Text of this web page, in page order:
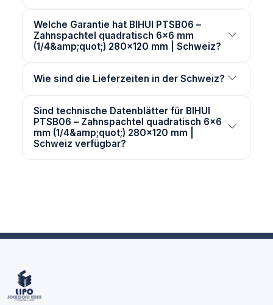
Welche Garantie hat BIHUI PTSB06 –
Zahnspachtel quadratisch 6×6 mm
(1/4&amp;quot;) 280×120 mm | Schweiz?
Wie sind die Lieferzeiten in der Schweiz?
Sind technische Datenblätter für BIHUI
PTSB06 – Zahnspachtel quadratisch 6×6
mm (1/4&amp;quot;) 280×120 mm |
Schweiz verfügbar?